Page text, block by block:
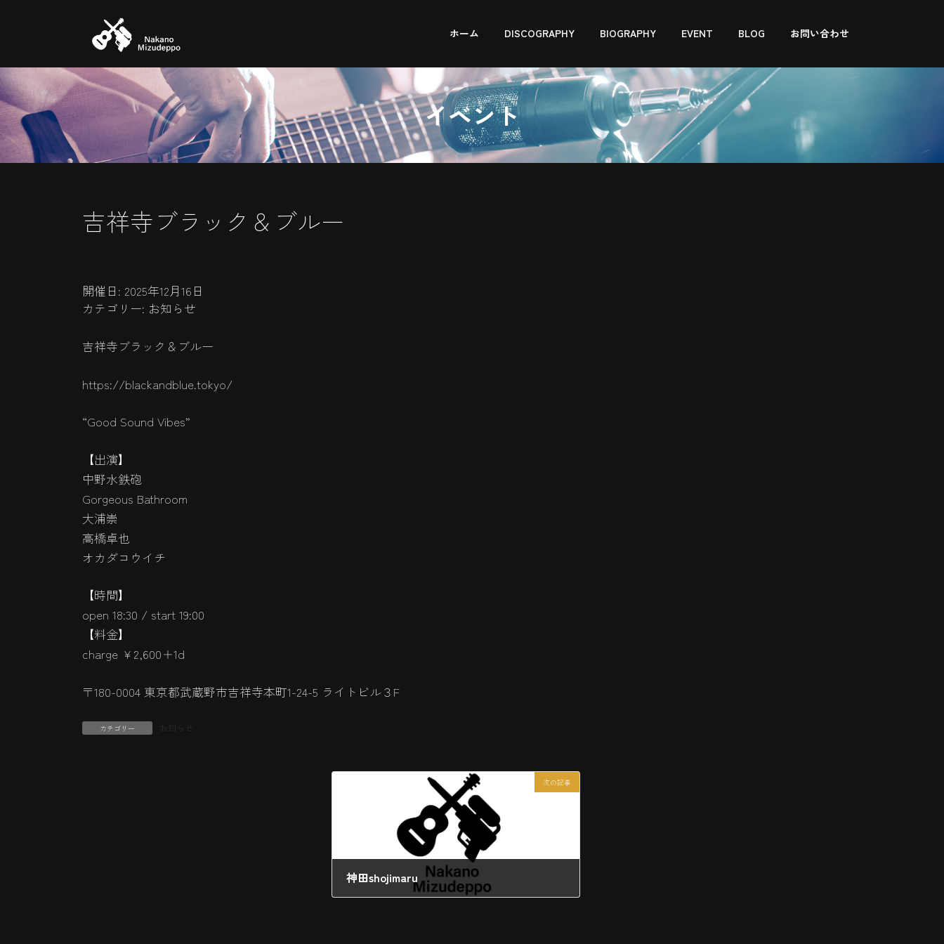
ツ
へ
ス
キ
ッ
プ
シ
ョ
ン
に
移
動
ホーム DISCOGRAPHY BIOGRAPHY EVENT BLOG お問い合わせ
イベント
吉祥寺ブラック＆ブルー
開催日: 2025年12月16日
カテゴリー: お知らせ
吉祥寺ブラック＆ブルー
https://blackandblue.tokyo/
“Good Sound Vibes”
【出演】
中野水鉄砲
Gorgeous Bathroom
大浦崇
高橋卓也
オカダコウイチ
【時間】
open 18:30 / start 19:00
【料金】
charge ¥2,600＋1d
〒180-0004 東京都武蔵野市吉祥寺本町1-24-5 ライトビル３F
カテゴリー お知らせ
次の記事
神田shojimaru
2025年12月15日